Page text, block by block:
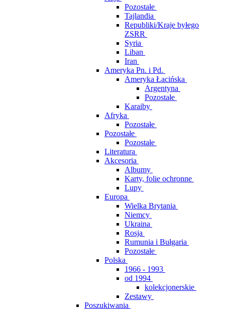
Pozostałe
Tajlandia
Republiki/Kraje byłego
ZSRR
Syria
Liban
Iran
Ameryka Pn. i Pd.
Ameryka Łacińska
Argentyna
Pozostałe
Karaiby
Afryka
Pozostałe
Pozostałe
Pozostałe
Literatura
Akcesoria
Albumy
Karty, folie ochronne
Lupy
Europa
Wielka Brytania
Niemcy
Ukraina
Rosja
Rumunia i Bułgaria
Pozostałe
Polska
1966 - 1993
od 1994
kolekcjonerskie
Zestawy
Poszukiwania